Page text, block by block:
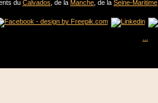
du Calvados , de la Manche , de la Seine-Maritime